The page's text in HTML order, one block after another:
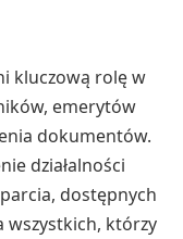
kluczową rolę w
emerytów
dokumentów.
działalności
dostępnych
wszystkich, którzy